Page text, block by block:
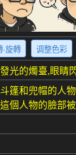
·旋轉 调整色彩
光的燭臺,眼睛
篷和兜帽的人
個人物的臉部